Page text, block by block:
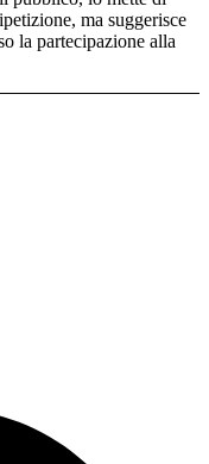
ma suggerisce
la partecipazione alla